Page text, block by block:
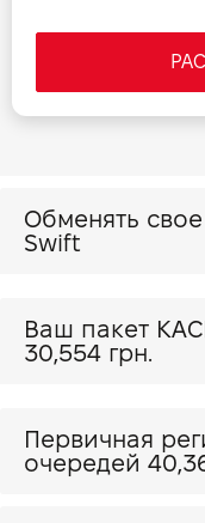
Обменять свое
Swift
30,554 грн.
Первичная
очередей